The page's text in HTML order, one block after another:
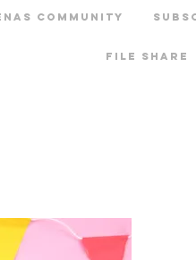
community
File Share